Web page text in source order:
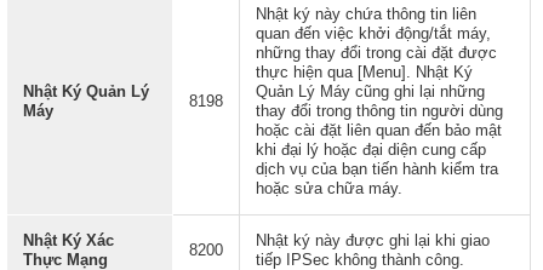
Nhật Ký Quản Lý
Máy
8198
Nhật ký này chứa thông tin liên
quan đến việc khởi động/tắt máy,
những thay đổi trong cài đặt được
thực hiện qua [Menu]. Nhật Ký
Quản Lý Máy cũng ghi lại những
thay đổi trong thông tin người dùng
hoặc cài đặt liên quan đến bảo mật
khi đại lý hoặc đại diện cung cấp
dịch vụ của bạn tiến hành kiểm tra
hoặc sửa chữa máy.
Nhật Ký Xác
Thực Mạng
8200
Nhật ký này được ghi lại khi giao
tiếp IPSec không thành công.